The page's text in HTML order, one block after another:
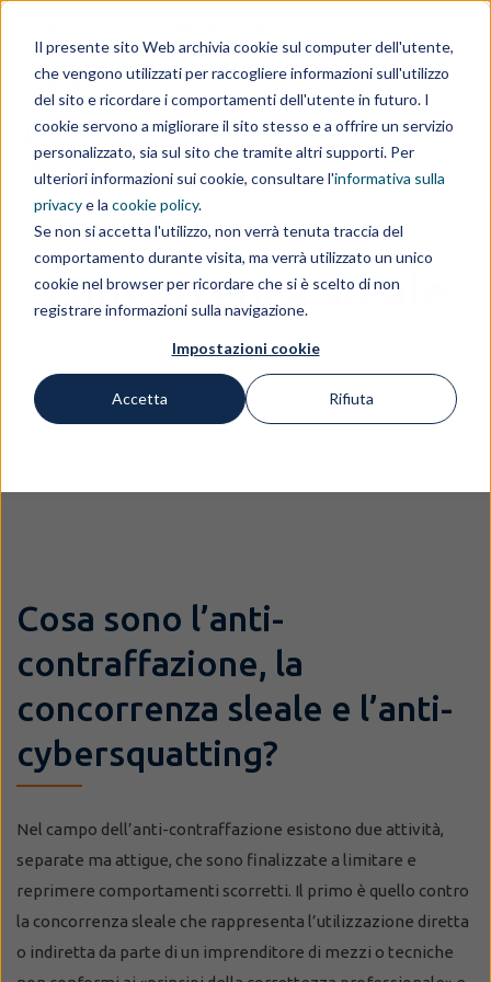
Il presente sito Web archivia cookie sul computer dell'utente,
che vengono utilizzati per raccogliere informazioni sull'utilizzo
del sito e ricordare i comportamenti dell'utente in futuro. I
cookie servono a migliorare il sito stesso e a offrire un servizio
personalizzato, sia sul sito che tramite altri supporti. Per
ulteriori informazioni sui cookie, consultare l'informativa sulla
privacye la cookie policy.
Se non si accetta l'utilizzo, non verrà tenuta traccia del
comportamento durante visita, ma verrà utilizzato un unico
cookie nel browser per ricordare che si è scelto di non
registrare informazioni sulla navigazione.
Impostazioni cookie
Accetta Rifiuta
IL GRUPPO
Concorrenza sleale
Cosa sono l’anti-
contraffazione, la
concorrenza sleale e l’anti-
cybersquatting?
Nel campo dell’anti-contraffazione esistono due attività,
separate ma attigue, che sono finalizzate a limitare e
reprimere comportamenti scorretti. Il primo è quello contro
la concorrenza sleale che rappresenta l’utilizzazione diretta
o indiretta da parte di un imprenditore di mezzi o tecniche